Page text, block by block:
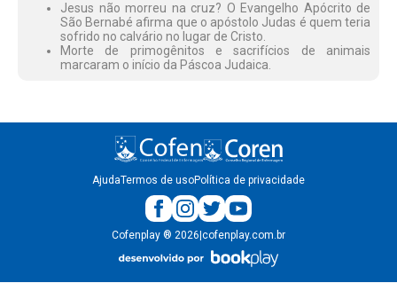
Jesus não morreu na cruz? O Evangelho Apócrito de
São Bernabé afirma que o apóstolo Judas é quem teria
sofrido no calvário no lugar de Cristo.
Morte de primogênitos e sacrifícios de animais
marcaram o início da Páscoa Judaica.
AjudaTermos de usoPolítica de privacidade
Cofenplay ® 2026 cofenplay.com.br